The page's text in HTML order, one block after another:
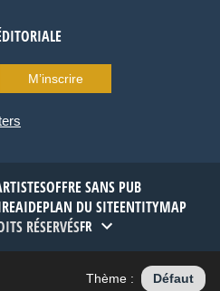
M’inscrire
OFFRE SANS PUB
AIDEPLAN DU SITEENTITYMAP
RÉSERVÉSFR
Thème : Défaut